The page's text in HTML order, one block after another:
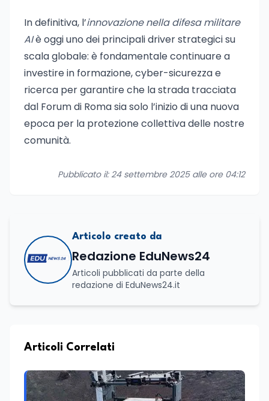
In definitiva, l’innovazione nella difesa militare
AIè oggi uno dei principali driver strategici su
scala globale: è fondamentale continuare a
investire in formazione, cyber-sicurezza e
ricerca per garantire che la strada tracciata
dal Forum di Roma sia solo l’inizio di una nuova
epoca per la protezione collettiva delle nostre
comunità.
Pubblicato il: 24 settembre 2025 alle ore 04:12
Articolo creato da
Redazione EduNews24
Articoli pubblicati da parte della
redazione di EduNews24.it
Articoli Correlati